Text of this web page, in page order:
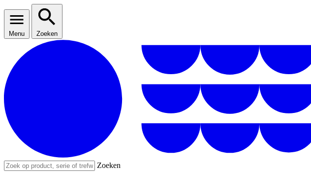
Menu Zoeken
Zoeken